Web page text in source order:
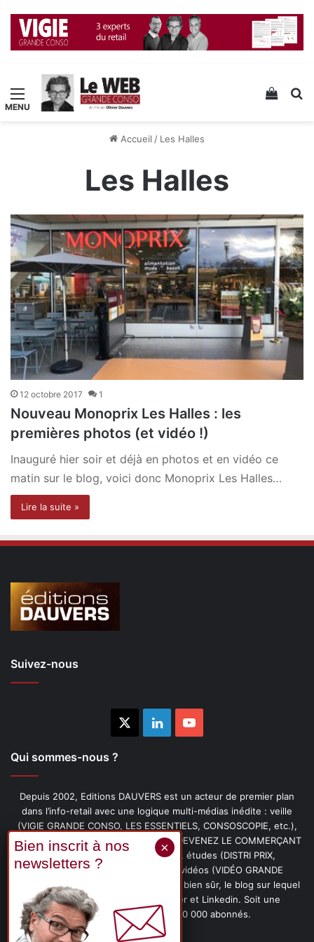
Menu Voir
Accueil / Les Halles
Les Halles
12 octobre 2017 1
Nouveau Monoprix Les Halles : les
premières photos (et vidéo !)
Inauguré hier soir et déjà en photos et en vidéo ce
matin sur le blog, voici donc Monoprix Les Halles…
Lire la suite »
Suivez-nous
LinkedinYouTube
Qui sommes-nous ?
Depuis 2002, Editions DAUVERS est un acteur de premier plan
dans l’info-retail avec une logique multi-médias inédite : veille
(VIGIE GRANDE CONSO, LES ESSENTIELS, CONSOSCOPIE, etc.),
livres (PENSER-CLIENT, IMAGE-PRIX, DEVENEZ LE COMMERÇANT
PRÉFÉRÉ DE VOS CLIENTS, etc.), études (DISTRI PRIX,
PROMOFLASH, DRIVE INSIGHTS), vidéos (VIDÉO GRANDE
CONSO), podcasts (CAFÉ CONSO) et, bien sûr, le blog sur lequel
vous êtes, ainsi que les fils Twitter et Linkedin. Soit une
communauté de plus de 150 000 abonnés.